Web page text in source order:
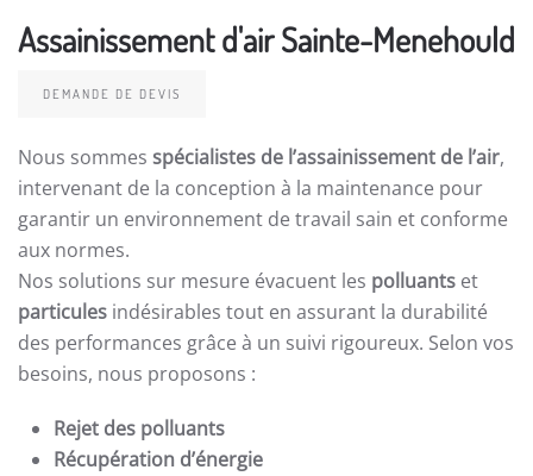
Assainissement d'air Sainte-Menehould
DEMANDE DE DEVIS
Nous sommes spécialistes de l’assainissement de l’air,
intervenant de la conception à la maintenance pour
garantir un environnement de travail sain et conforme
aux normes.
Nos solutions sur mesure évacuent les polluants et
particules indésirables tout en assurant la durabilité
des performances grâce à un suivi rigoureux. Selon vos
besoins, nous proposons :
Rejet des polluants
Récupération d’énergie